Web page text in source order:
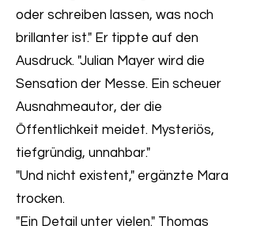
oder schreiben lassen, was noch
brillanter ist." Er tippte auf den
Ausdruck. "Julian Mayer wird die
Sensation der Messe. Ein scheuer
Ausnahmeautor, der die
Öffentlichkeit meidet. Mysteriös,
tiefgründig, unnahbar."
"Und nicht existent," ergänzte Mara
trocken.
"Ein Detail unter vielen." Thomas